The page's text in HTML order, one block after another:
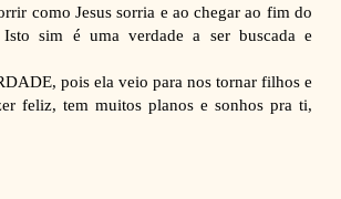
como Jesus sorria e ao chegar ao fim do
sim é uma verdade a ser buscada e
pois ela veio para nos tornar filhos e
feliz, tem muitos planos e sonhos pra ti,